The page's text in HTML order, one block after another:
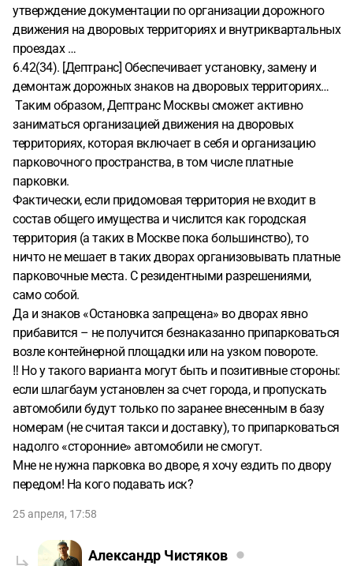
утверждение документации по организации дорожного
движения на дворовых территориях и внутриквартальных
проездах …
6.42(34). [Дептранс] Обеспечивает установку, замену и
демонтаж дорожных знаков на дворовых территориях…
️ Таким образом, Дептранс Москвы сможет активно
заниматься организацией движения на дворовых
территориях, которая включает в себя и организацию
парковочного пространства, в том числе платные
парковки.
Фактически, если придомовая территория не входит в
состав общего имущества и числится как городская
территория (а таких в Москве пока большинство), то
ничто не мешает в таких дворах организовывать платные
парковочные места. С резидентными разрешениями,
само собой.
Да и знаков «Остановка запрещена» во дворах явно
прибавится – не получится безнаказанно припарковаться
возле контейнерной площадки или на узком повороте.
‼️ Но у такого варианта могут быть и позитивные стороны:
если шлагбаум установлен за счет города, и пропускать
автомобили будут только по заранее внесенным в базу
номерам (не считая такси и доставку), то припарковаться
надолго «сторонние» автомобили не смогут.
Мне не нужна парковка во дворе, я хочу ездить по двору
передом! На кого подавать иск?
25 апреля, 17:58
Александр Чистяков